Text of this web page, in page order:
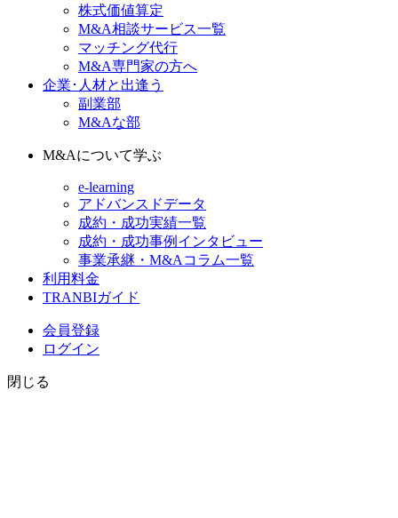
株式価値算定
M&A相談サービス一覧
マッチング代行
M&A専門家の方へ
企業･人材と出逢う
副業部
M&Aな部
M&Aについて学ぶ
e-learning
アドバンスドデータ
成約・成功実績一覧
成約・成功事例インタビュー
事業承継・M&Aコラム一覧
利用料金
TRANBIガイド
会員登録
ログイン
閉じる